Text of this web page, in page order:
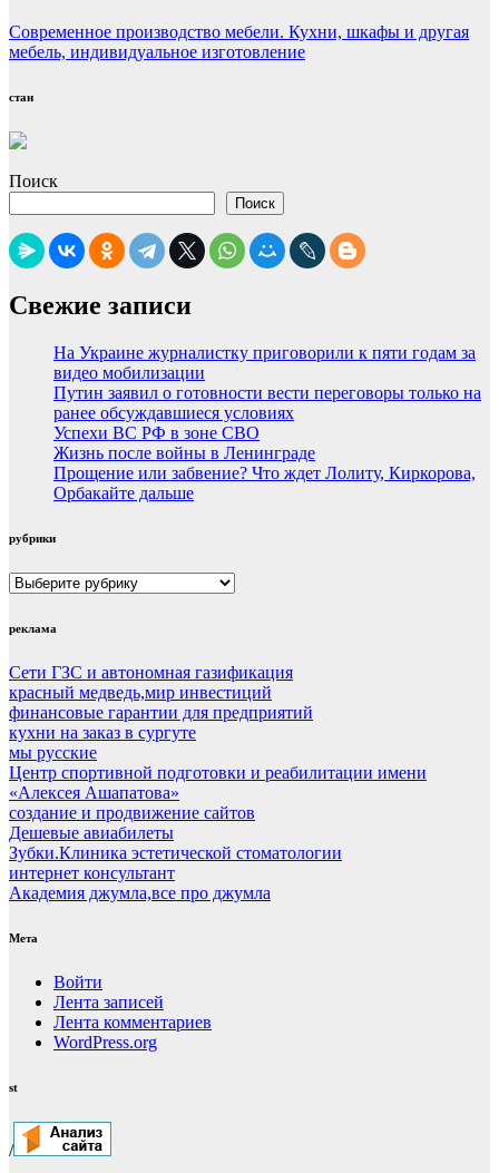
Современное производство мебели. Кухни, шкафы и другая
мебель, индивидуальное изготовление
стан
Поиск
Поиск
Свежие записи
На Украине журналистку приговорили к пяти годам за
видео мобилизации
Путин заявил о готовности вести переговоры только на
ранее обсуждавшиеся условиях
Успехи ВС РФ в зоне СВО
Жизнь после войны в Ленинграде
Прощение или забвение? Что ждет Лолиту, Киркорова,
Орбакайте дальше
рубрики
рубрики
реклама
Сети ГЗС и автономная газификация
красный медведь,мир инвестиций
финансовые гарантии для предприятий
кухни на заказ в сургуте
мы русские
Центр спортивной подготовки и реабилитации имени
«Алексея Ашапатова»
создание и продвижение сайтов
Дешевые авиабилеты
Зубки.Клиника эстетической стоматологии
интернет консультант
Академия джумла,все про джумла
Мета
Войти
Лента записей
Лента комментариев
WordPress.org
st
/